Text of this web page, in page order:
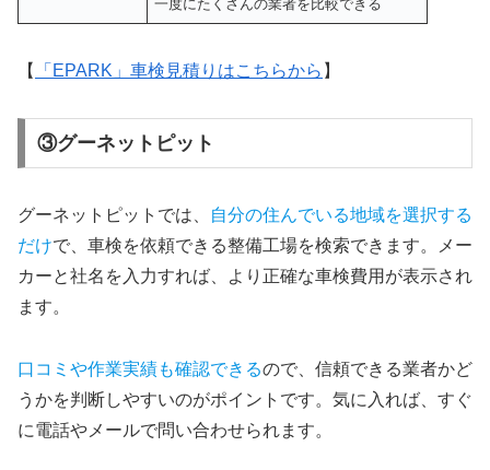
一度にたくさんの業者を比較できる
【 「EPARK」車検見積りはこちらから 】
③グーネットピット
グーネットピットでは、
自分の住んでいる地域を選択する
だけで、車検を依頼できる整備工場を検索できます。メー
カーと社名を入力すれば、より正確な車検費用が表示され
ます。
口コミや作業実績も確認できるので、信頼できる業者かど
うかを判断しやすいのがポイントです。気に入れば、すぐ
に電話やメールで問い合わせられます。